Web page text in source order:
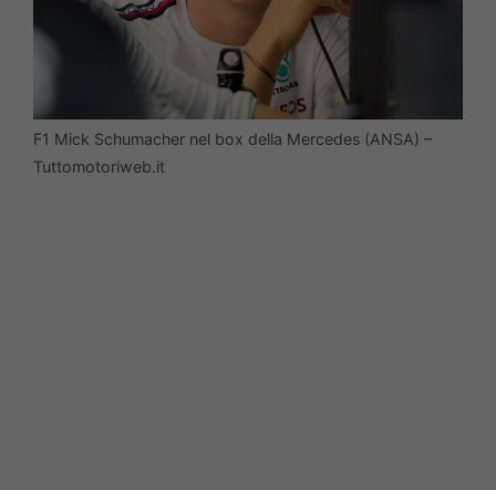
F1 Mick Schumacher nel box della Mercedes (ANSA) –
Tuttomotoriweb.it